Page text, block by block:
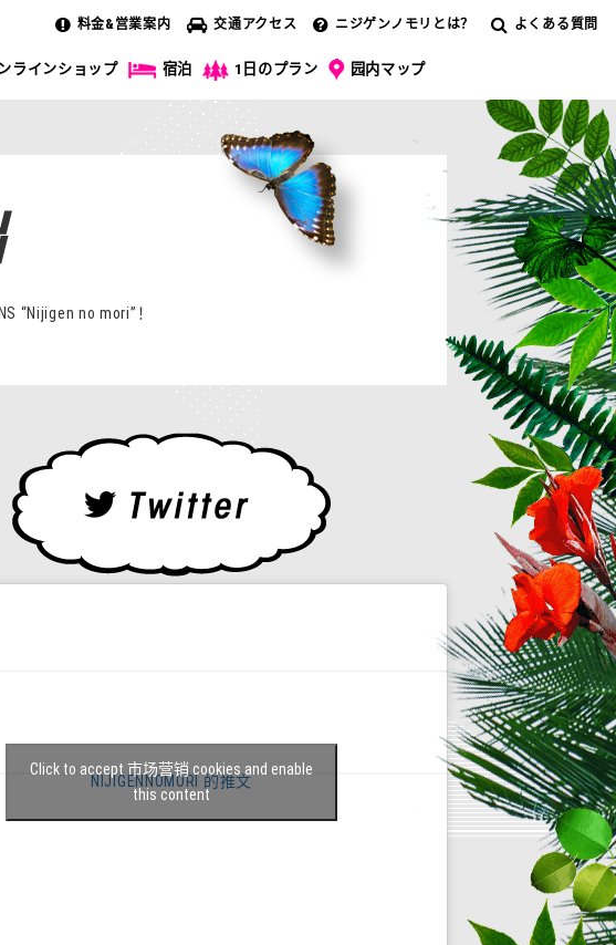
料金&営業案内 交通アクセス ニジゲンノモリとは？ よくある質問
ラインショップ 宿泊 1日のプラン 园内マップ
“Nijigen no mori”！
NIJIGENNOMORI 的推文
Click to accept 市场营销 cookies and enable
this content